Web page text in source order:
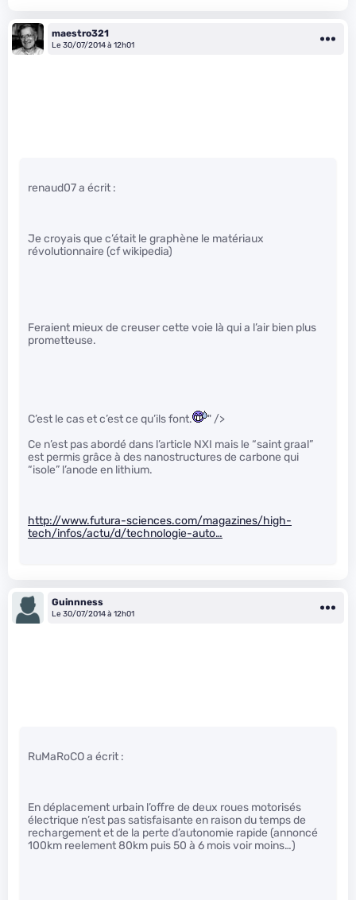
maestro321
Le 30/07/2014 à 12h01
renaud07 a écrit :
Je croyais que c’était le graphène le matériaux
révolutionnaire (cf wikipedia)
Feraient mieux de creuser cette voie là qui a l’air bien plus
prometteuse.
C’est le cas et c’est ce qu’ils font.
" />
Ce n’est pas abordé dans l’article NXI mais le “saint graal”
est permis grâce à des nanostructures de carbone qui
“isole” l’anode en lithium.
http://www.futura-sciences.com/magazines/high-
tech/infos/actu/d/technologie-auto…
Guinnness
Le 30/07/2014 à 12h01
RuMaRoCO a écrit :
En déplacement urbain l’offre de deux roues motorisés
électrique n’est pas satisfaisante en raison du temps de
rechargement et de la perte d’autonomie rapide (annoncé
100km reelement 80km puis 50 à 6 mois voir moins…)